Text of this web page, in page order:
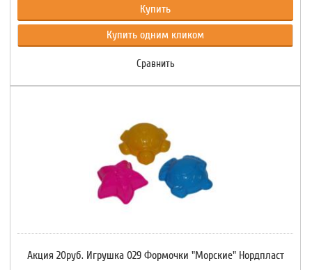
Купить
Купить одним кликом
Сравнить
Акция 20руб. Игрушка 029 Формочки "Морские" Нордпласт